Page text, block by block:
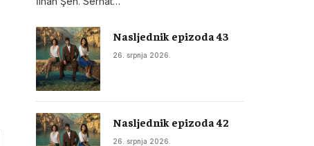
Nasljednik epizoda 43
26. srpnja 2026.
Nasljednik epizoda 42
26. srpnja 2026.